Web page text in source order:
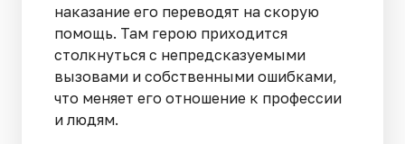
наказание его переводят на скорую
помощь. Там герою приходится
столкнуться с непредсказуемыми
вызовами и собственными ошибками,
что меняет его отношение к профессии
и людям.